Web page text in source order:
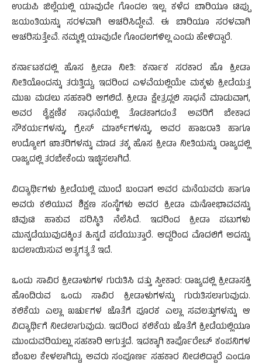
ಉಡುಪಿ ಜಿಲ್ಲೆಯಲ್ಲಿ ಯಾವುದೇ ಗೊಂದಲ ಇಲ್ಲ. ಕಳೆದ ಬಾರಿಯೂ ಟಿಪ್ಪು
ಜಯಂತಿಯನ್ನು ಸರಳವಾಗಿ ಆಚರಿಸಿದ್ದೇವೆ. ಈ ಬಾರಿಯೂ ಸರಳವಾಗಿ
ಆಚರಿಸುತ್ತೇವೆ. ನಮ್ಮಲ್ಲಿ ಯಾವುದೇ ಗೊಂದಲಗಳಿಲ್ಲ ಎಂದು ಹೇಳಿದ್ದಾರೆ.
ಕರ್ನಾಟಕದಲ್ಲಿ ಹೊಸ ಕ್ರೀಡಾ ನೀತಿ: ಕರ್ನಾಕ ಸರಕಾರ ಹೊ ಕ್ರೀಡಾ
ನೀತಿಯೊಂದನ್ನು ತರುತ್ತಿದ್ದು, ಇದರಿಂದ ಎಳವೆಯಲ್ಲಿಯೇ ಮಕ್ಕಳು ಕ್ರೀಡೆಯತ್ತ
ಮುಖ ಮಡಲು ಸಹಕಾರಿ ಆಗಲಿದೆ. ಕ್ರೀಡಾ ಕ್ಷೇತ್ರದ್ಲಲಿ ಸಾಧನೆ ಮಾಡುವಾಗ,
ಅವರ ಶೈಕ್ಷಣಿಕ ಸಾಧನೆಯಲ್ಲಿ ತೊಡಕಾಗದಂತೆ ಅವರಿಗೆ ಬೇಕಾದ
ಸೌಕರ್ಯಗಳನ್ನು, ಗ್ರೇಸ್ ಮಾರ್ಕ್‍ಗಳನ್ನು, ಅವರ ಹಾಜರಾತಿ ಹಾಗೂ
ಉದ್ಯೋಗ ಖಾತರಿಗಳನ್ನು ಮಾಡ ತಕ್ಕ ಹೊಸ ಕ್ರೀಡಾ ನೀತಿಯನ್ನು ರಾಜ್ಯದಲ್ಲಿ
ರಾಜ್ಯದಲ್ಲಿ ತರಬೇಕೆಂದು ಇಚ್ಛಿಸಲಾಗಿದೆ.
ವಿದ್ಯಾರ್ಥಿಗಳು ಕ್ರೀಡೆಯಲ್ಲಿ ಮುಂದೆ ಬಂದಾಗ ಅವರ ಮನೆಯವರು ಹಾಗೂ
ಅವರು ಕಲಿಯುವ ಶಿಕ್ಷಣ ಸಂಸ್ಥೆಗಳು ಅವರ ಕ್ರೀಡಾ ಮನೋಭಾವವನ್ನು
ಚಿವುಟಿ ಹಾಕುವ ಪರಿಸ್ಥಿತಿ ನೆಲೆಸಿದೆ. ಇದರಿಂದ ಕ್ರೀಡಾ ಪಟುಗಳು
ಮುನ್ನಡೆಯುವುದಕ್ಕಿಂತ ಹಿನ್ನಡೆ ಪಡೆಯುತ್ತಾರೆ. ಆದ್ದರಿಂದ ಮೊದಲಿಗೆ ಅದನ್ನು
ಬದಲಾಯಿಸುವ ಅತ್ಯಗತ್ಯತೆ ಇದೆ.
ಒಂದು ಸಾವಿರ ಕ್ರೀಡಾಳುಗಳ ಗುರುತಿಸಿ ದತ್ತು ಸ್ವೀಕಾರ: ರಾಜ್ಯದಲ್ಲಿ ಕ್ರೀಡಾಸಕ್ತಿ
ಹೊಂದಿರುವ ಒಂದು ಸಾವಿರ ಕ್ರೀಡಾಳುಗಳನ್ನು ಗುರುತಿಸಲಾಗುವುದು.
ಕಲಿಕೆಯ ಎಲ್ಲಾ ಖರ್ಚುಗಳ ಜೊತೆಗೆ ಪೂರಕ ಎಲ್ಲಾ ಸವಲತ್ತುಗಳನ್ನು ಆ
ವಿದ್ಯಾರ್ಥಿಗೆ ನೀಡಲಾಗುವುದು. ಇದರಿಂದ ಕಲಿಕೆಯ ಜೊತೆಗೆ ಕ್ರೀಡೆಯಲ್ಲಿಯೂ
ಮುಂದುವರಿಯಲ್ಲು ಸಹಕಾರಿ ಆಗುತ್ತದೆ. ಇದಕ್ಕಾಗಿ ಕಾರ್ಪೊರೇಟ್ ಕಂಪನಿಗಳ
ಬೆಂಬಲ ಕೇಳಲಾಗಿದ್ದು, ಅವರು ಸಂಪೂರ್ಣ ಸಹಕಾರ ನೀಡಲಿದ್ದಾರೆ ಎಂದೂ